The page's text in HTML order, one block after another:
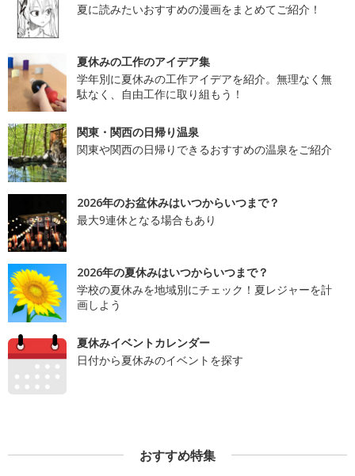
夏に読みたいおすすめの漫画をまとめてご紹介！
夏休みの工作のアイデア集
学年別に夏休みの工作アイデアを紹介。無理なく無
駄なく、自由工作に取り組もう！
関東・関西の日帰り温泉
関東や関西の日帰りできるおすすめの温泉をご紹介
2026年のお盆休みはいつからいつまで？
最大9連休となる場合もあり
2026年の夏休みはいつからいつまで？
学校の夏休みを地域別にチェック！夏レジャーを計
画しよう
夏休みイベントカレンダー
日付から夏休みのイベントを探す
おすすめ特集